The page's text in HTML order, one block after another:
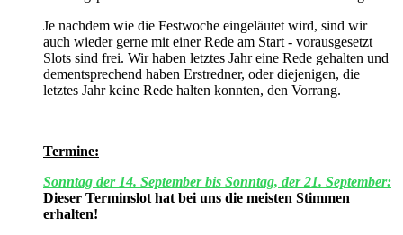
Je nachdem wie die Festwoche eingeläutet wird, sind wir
auch wieder gerne mit einer Rede am Start - vorausgesetzt
Slots sind frei. Wir haben letztes Jahr eine Rede gehalten und
dementsprechend haben Erstredner, oder diejenigen, die
letztes Jahr keine Rede halten konnten, den Vorrang.
Termine:
Sonntag der 14. September bis Sonntag, der 21. September:
Dieser Terminslot hat bei uns die meisten Stimmen
erhalten!